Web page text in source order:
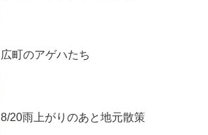
広町のアゲハたち
8/20雨上がりのあと地元散策